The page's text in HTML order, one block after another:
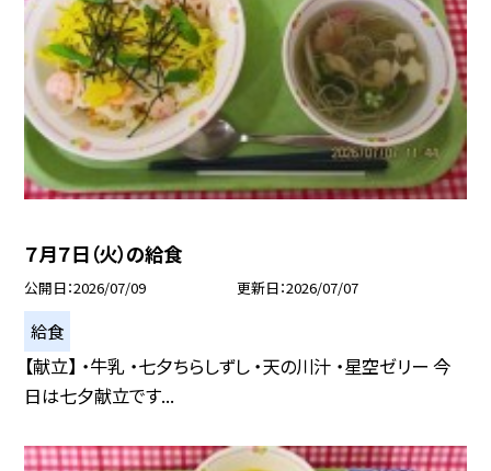
７月７日（火）の給食
公開日 2026/07/09 更新日 2026/07/07
給食
【献立】 ・牛乳 ・七夕ちらしずし ・天の川汁 ・星空ゼリー 今
日は七夕献立です...